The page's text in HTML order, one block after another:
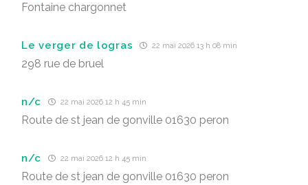
Fontaine chargonnet
Le verger de logras 22 mai 2026 13 h 08 min
298 rue de bruel
n/c 22 mai 2026 12 h 45 min
Route de st jean de gonville 01630 peron
n/c 22 mai 2026 12 h 45 min
Route de st jean de gonville 01630 peron